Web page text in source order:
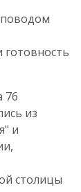
поводом
76
из
и
столицы